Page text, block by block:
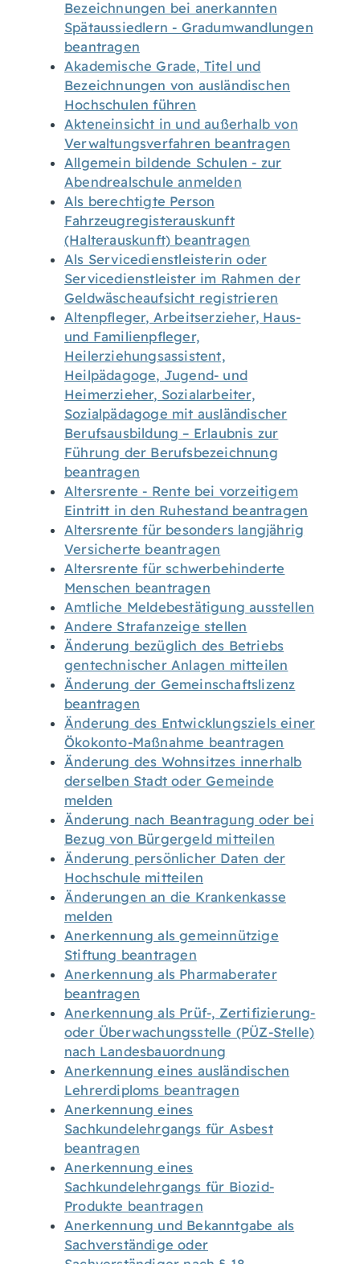
Bezeichnungen bei anerkannten
Spätaussiedlern - Gradumwandlungen
beantragen
Akademische Grade, Titel und
Bezeichnungen von ausländischen
Hochschulen führen
Akteneinsicht in und außerhalb von
Verwaltungsverfahren beantragen
Allgemein bildende Schulen - zur
Abendrealschule anmelden
Als berechtigte Person
Fahrzeugregisterauskunft
(Halterauskunft) beantragen
Als Servicedienstleisterin oder
Servicedienstleister im Rahmen der
Geldwäscheaufsicht registrieren
Altenpfleger, Arbeitserzieher, Haus-
und Familienpfleger,
Heilerziehungsassistent,
Heilpädagoge, Jugend- und
Heimerzieher, Sozialarbeiter,
Sozialpädagoge mit ausländischer
Berufsausbildung – Erlaubnis zur
Führung der Berufsbezeichnung
beantragen
Altersrente - Rente bei vorzeitigem
Eintritt in den Ruhestand beantragen
Altersrente für besonders langjährig
Versicherte beantragen
Altersrente für schwerbehinderte
Menschen beantragen
Amtliche Meldebestätigung ausstellen
Andere Strafanzeige stellen
Änderung bezüglich des Betriebs
gentechnischer Anlagen mitteilen
Änderung der Gemeinschaftslizenz
beantragen
Änderung des Entwicklungsziels einer
Ökokonto-Maßnahme beantragen
Änderung des Wohnsitzes innerhalb
derselben Stadt oder Gemeinde
melden
Änderung nach Beantragung oder bei
Bezug von Bürgergeld mitteilen
Änderung persönlicher Daten der
Hochschule mitteilen
Änderungen an die Krankenkasse
melden
Anerkennung als gemeinnützige
Stiftung beantragen
Anerkennung als Pharmaberater
beantragen
Anerkennung als Prüf-, Zertifizierung-
oder Überwachungsstelle (PÜZ-Stelle)
nach Landesbauordnung
Anerkennung eines ausländischen
Lehrerdiploms beantragen
Anerkennung eines
Sachkundelehrgangs für Asbest
beantragen
Anerkennung eines
Sachkundelehrgangs für Biozid-
Produkte beantragen
Anerkennung und Bekanntgabe als
Sachverständige oder